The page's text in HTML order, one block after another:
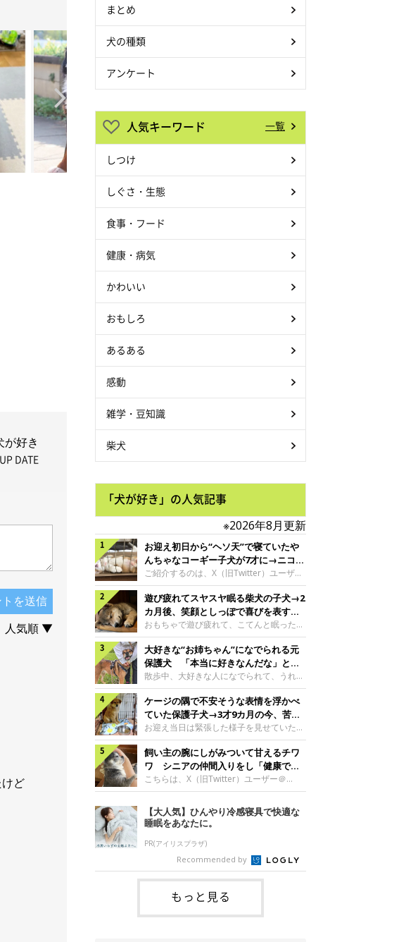
が好き
UP DATE
まとめ
犬の種類
アンケート
人気キーワード 一覧
しつけ
しぐさ・生態
食事・フード
健康・病気
かわいい
おもしろ
あるある
感動
雑学・豆知識
柴犬
「犬が好き」の人気記事
※2026年8月更新
お迎え初日から“ヘソ天”で寝ていたや
んちゃなコーギー子犬が7才に→ニコニ
コ“コーギースマイル”が魅力のコに成
長！
ご紹介するのは、X（旧Twitter）ユーザー
＠Kus1oKg2vsgdWS2さんの愛犬でウェル
シュ・コーギー・ペンブロークの神楽ちゃ
ん。今年の8月で7才になるという神楽ちゃ
んですが、いったいどんな子犬時代を過ご
したのでしょうか。今回は、神楽ちゃんの
成長を飼い主さんと振り返ります！神楽ち
ゃんの成長について聞いた！お迎えから数
日後の神楽ちゃん（撮影時生後2カ月）＠
Kus1oKg2vsgdWS2――お迎え当初の神楽
ちゃんの様子について教えてください。飼
い主さん： 「お迎え当日から“ヘソ天”で寝
るようなコでし
遊び疲れてスヤスヤ眠る柴犬の子犬→2
カ月後、笑顔としっぽで喜びを表すコ
に成長！
おもちゃで遊び疲れて、こてんと眠った子
犬。あれから2カ月、表情や行動にさまざ
まな変化が見られるようになりました。遊
び疲れて眠る生後2カ月のなっちゃん遊び
疲れた様子のなっちゃん。@Pkndg_紹介
するのは、X（旧Twitter）ユーザー
@Pkndg_さんの愛犬・なっちゃん（取材
時、生後4カ月／柴犬）。こちらの写真
は、なっちゃんが生後2カ月のころに撮影
された一枚です。この日、なっちゃんは家
族と一緒におもちゃで遊んでいました。た
くさん遊んで疲れたのか、その後は眠り始
めたそうです。眠るなっちゃん。
@Pkndg_
大好きな“お姉ちゃん”になでられる元
保護犬 「本当に好きなんだな」と感
じる表情にほっこり
散歩中、大好きな人になでられて、うれし
そうな表情を見せる元保護犬。甘えるよう
な姿に、見ているこちらまでほっこりしま
す。大好きな“お姉ちゃん”に甘える小次郎
くん妹さんになでてもらい、うれしそうな
表情を見せる小次郎くん（2026年6月撮
影）。@mika_Jimmy紹介するのは、X（旧
Twitter）ユーザー@mika_Jimmyさんの愛
犬・小次郎くん（撮影時5才）。こちら
は、飼い主さんの妹さんと一緒に散歩をし
日、飼い主さんは実家から自宅へ帰る途
中、妹さんと公園で待ち合わせ
ケージの隅で不安そうな表情を浮かべ
ていた保護子犬→3才9カ月の今、苦手
を克服し頼もしいコに成長！
お迎え当日は緊張した様子を見せていた元
野犬の保護子犬。あれから約3年半、苦手
だったことを一つひとつ克服し、家族に寄
り添う姿を見せています。お迎え当日、ケ
ージの隅で不安そうにお迎え当日のシルビ
アちゃん。@nemonemotos今回紹介する
のは、X（旧Twitter）ユーザー
@nemonemotosさんの愛犬・シルビアち
ゃん（撮影当時、生後推定2カ月）。飼い
主さんが「#最初に撮った一枚」として投
稿した写真には、ケージの隅で不安そうな
表情を浮かべるシルビアちゃんの姿が写っ
ていました。こちらは、保護犬だったシル
飼い主の腕にしがみついて甘えるチワ
ワ シニアの仲間入りをし「健康で穏
やかな暮らしが続いてほしい」と願う
こちらは、X（旧Twitter）ユーザー＠
kotubusuke617さんが投稿した写真。写
っているのは、愛犬でチワワのつぶしゃん
（本名：こつぶちゃん）です。飼い主さん
の腕にしがみつくつぶしゃん（撮影時6
才）＠kotubusuke617撮影当時の状況に
ついて伺うと、飼い主さんはこう教えてく
れました。飼い主さん： 「ある休日のこ
とです。私がソファに座った途端にひざの
上にのってきたので、そのままなでながら
テレビを見ていたのですが、微動だにしな
いので気になって見てみると、腕にしがみ
【大人気】ひんやり冷感寝具で快適な
睡眠をあなたに。
PR(アイリスプラザ)
Recommended by
もっと見る